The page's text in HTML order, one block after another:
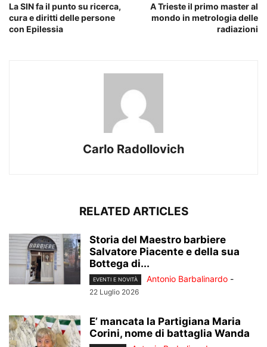
La SIN fa il punto su ricerca,
cura e diritti delle persone
con Epilessia
A Trieste il primo master al
mondo in metrologia delle
radiazioni
Carlo Radollovich
RELATED ARTICLES
Storia del Maestro barbiere
Salvatore Piacente e della sua
Bottega di...
EVENTI E NOVITÀ Antonio Barbalinardo -
22 Luglio 2026
E’ mancata la Partigiana Maria
Corini, nome di battaglia Wanda